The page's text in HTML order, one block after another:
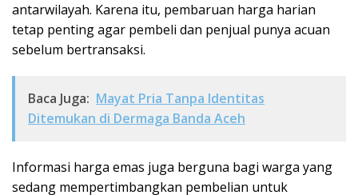
antarwilayah. Karena itu, pembaruan harga harian
tetap penting agar pembeli dan penjual punya acuan
sebelum bertransaksi.
Baca Juga: Mayat Pria Tanpa Identitas
Ditemukan di Dermaga Banda Aceh
Informasi harga emas juga berguna bagi warga yang
sedang mempertimbangkan pembelian untuk